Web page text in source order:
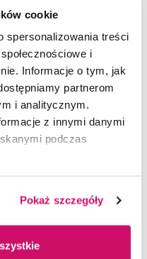
cookie
spersonalizowania treści
i
Informacje o tym, jak
partnerom
i analitycznym.
z innymi danymi
podczas
Pokaż szczegóły
3. Dokumenty
praktyce
4. Instrukcja